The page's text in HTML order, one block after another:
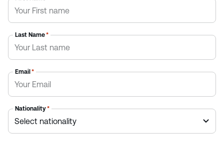
Last Name*
Email *
Nationality*